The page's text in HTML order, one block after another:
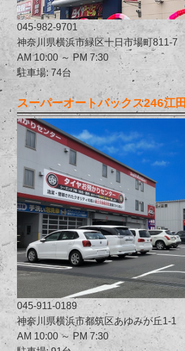
045-982-9701
神奈川県横浜市緑区十日市場町811-7
AM 10:00 ～ PM 7:30
駐車場: 74台
スーパーオートバックス246江田
045-911-0189
神奈川県横浜市都筑区あゆみが丘1-1
AM 10:00 ～ PM 7:30